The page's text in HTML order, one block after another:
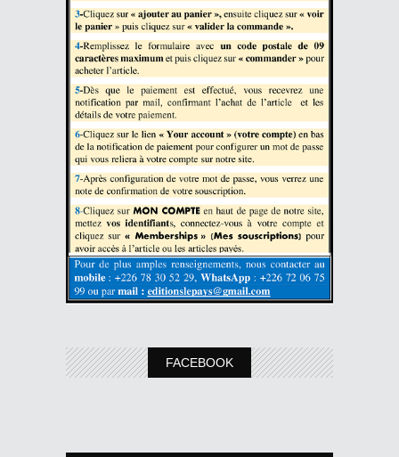
FACEBOOK